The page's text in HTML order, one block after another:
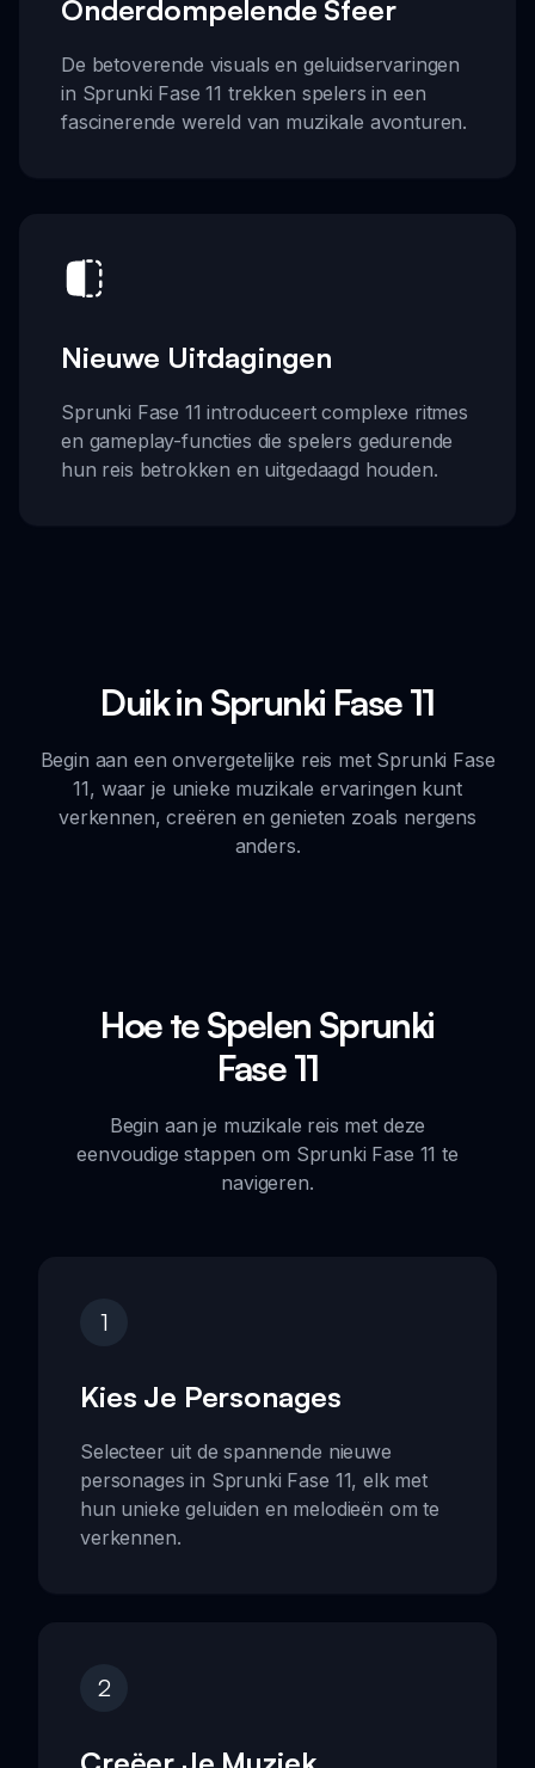
Onderdompelende Sfeer
De betoverende visuals en geluidservaringen
in Sprunki Fase 11 trekken spelers in een
fascinerende wereld van muzikale avonturen.
Nieuwe Uitdagingen
Sprunki Fase 11 introduceert complexe ritmes
en gameplay-functies die spelers gedurende
hun reis betrokken en uitgedaagd houden.
Duik in Sprunki Fase 11
Begin aan een onvergetelijke reis met Sprunki Fase
11, waar je unieke muzikale ervaringen kunt
verkennen, creëren en genieten zoals nergens
anders.
Hoe te Spelen Sprunki
Fase 11
Begin aan je muzikale reis met deze
eenvoudige stappen om Sprunki Fase 11 te
navigeren.
1
Kies Je Personages
Selecteer uit de spannende nieuwe
personages in Sprunki Fase 11, elk met
hun unieke geluiden en melodieën om te
verkennen.
2